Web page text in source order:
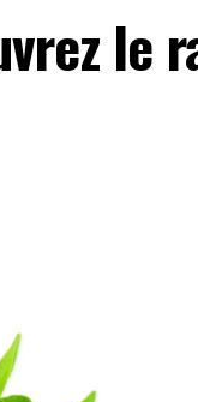
le